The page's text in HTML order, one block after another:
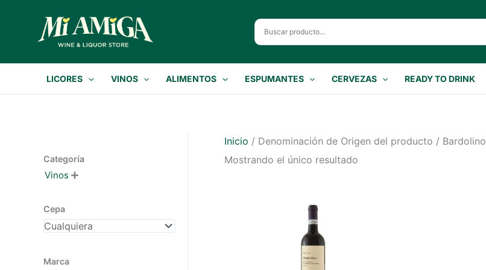
contenido
LICORES VINOS ALIMENTOS ESPUMANTES CERVEZAS READY TO DRINK
Categoría
Vinos 
Cepa
Marca
Inicio / Denominación de Origen del producto / Bardolino
Mostrando el único resultado